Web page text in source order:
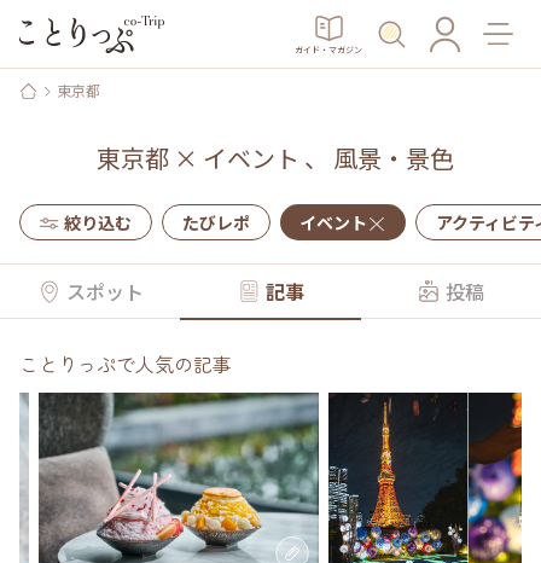
ガイド・マガジン
東京都
東京都 × イベント 、 風景・景色
絞り込む たびレポ イベント アクティビテ
スポット 記事 投稿
ことりっぷで人気の記事